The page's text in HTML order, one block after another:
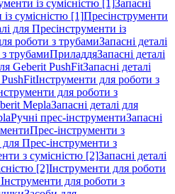
із сумісністю [1]Запасні
сумісністю [1]Пресінструменти
для Пресінструменти із
роботи з трубамиЗапасні деталі
трубамиПриладдяЗапасні деталі
Geberit PushFitЗапасні деталі
Інструменти для роботи з
для роботи з
MeplaЗапасні деталі для
Ручні прес-інструментиЗапасні
Прес-інструменти з
для Прес-інструменти з
з сумісністю [2]Запасні деталі
[2]Інструменти для роботи
Інструменти для роботи з